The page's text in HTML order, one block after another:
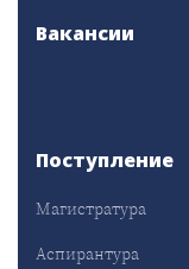
Вакансии
Поступление
Магистратура
Аспирантура